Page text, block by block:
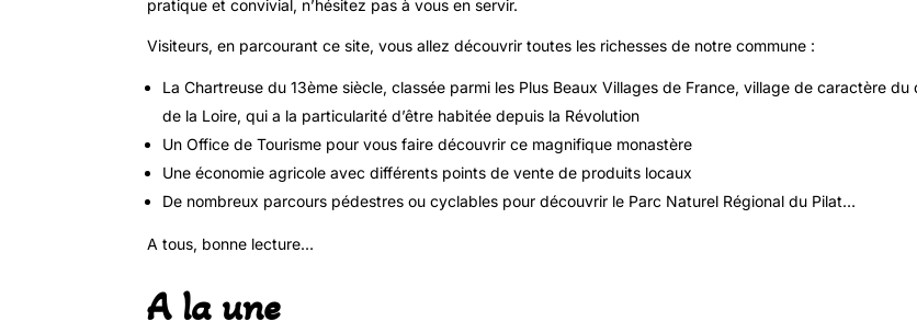
pratique et convivial, n’hésitez pas à vous en servir.
Visiteurs, en parcourant ce site, vous allez découvrir toutes les richesses de notre commune :
La Chartreuse du 13ème siècle, classée parmi les Plus Beaux Villages de France, village de caractère du
de la Loire, qui a la particularité d’être habitée depuis la Révolution
Un Office de Tourisme pour vous faire découvrir ce magnifique monastère
Une économie agricole avec différents points de vente de produits locaux
De nombreux parcours pédestres ou cyclables pour découvrir le Parc Naturel Régional du Pilat…
A tous, bonne lecture…
A la une